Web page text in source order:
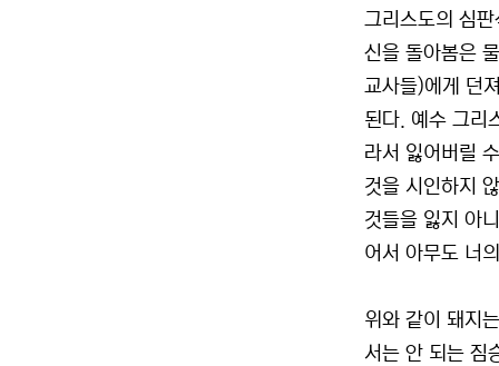
그리스도의 심
신을 돌아봄은
교사들)에게 던
된다. 예수 그리
라서 잃어버릴
것을 시인하지
것들을 잃지 아
어서 아무도 너
위와 같이 돼지
서는 안 되는 짐